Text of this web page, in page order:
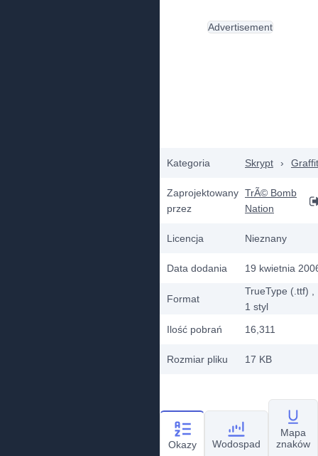
Kategoria Skrypt ›
Zaprojektowany
przez
TrÃ© Bomb
Nation
Licencja Nieznany
Data dodania 19 kwietnia
Format
TrueType (.ttf)
1 styl
Ilość pobrań
16,311
Rozmiar pliku 17 KB
Advertisement
Okazy Wodospad
Mapa
znaków